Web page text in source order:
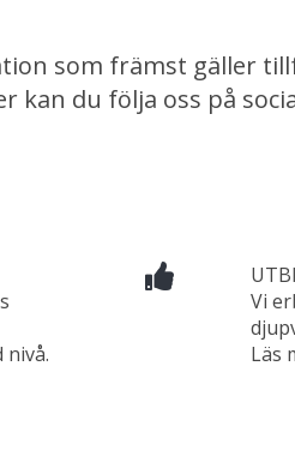
som främst gäller
kan du följa oss på
nivå.
Vi
Läs